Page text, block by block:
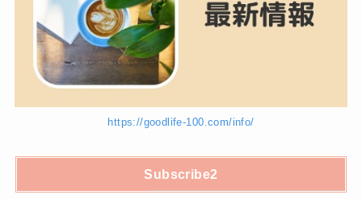
https://goodlife-100.com/info/
Subscribe2